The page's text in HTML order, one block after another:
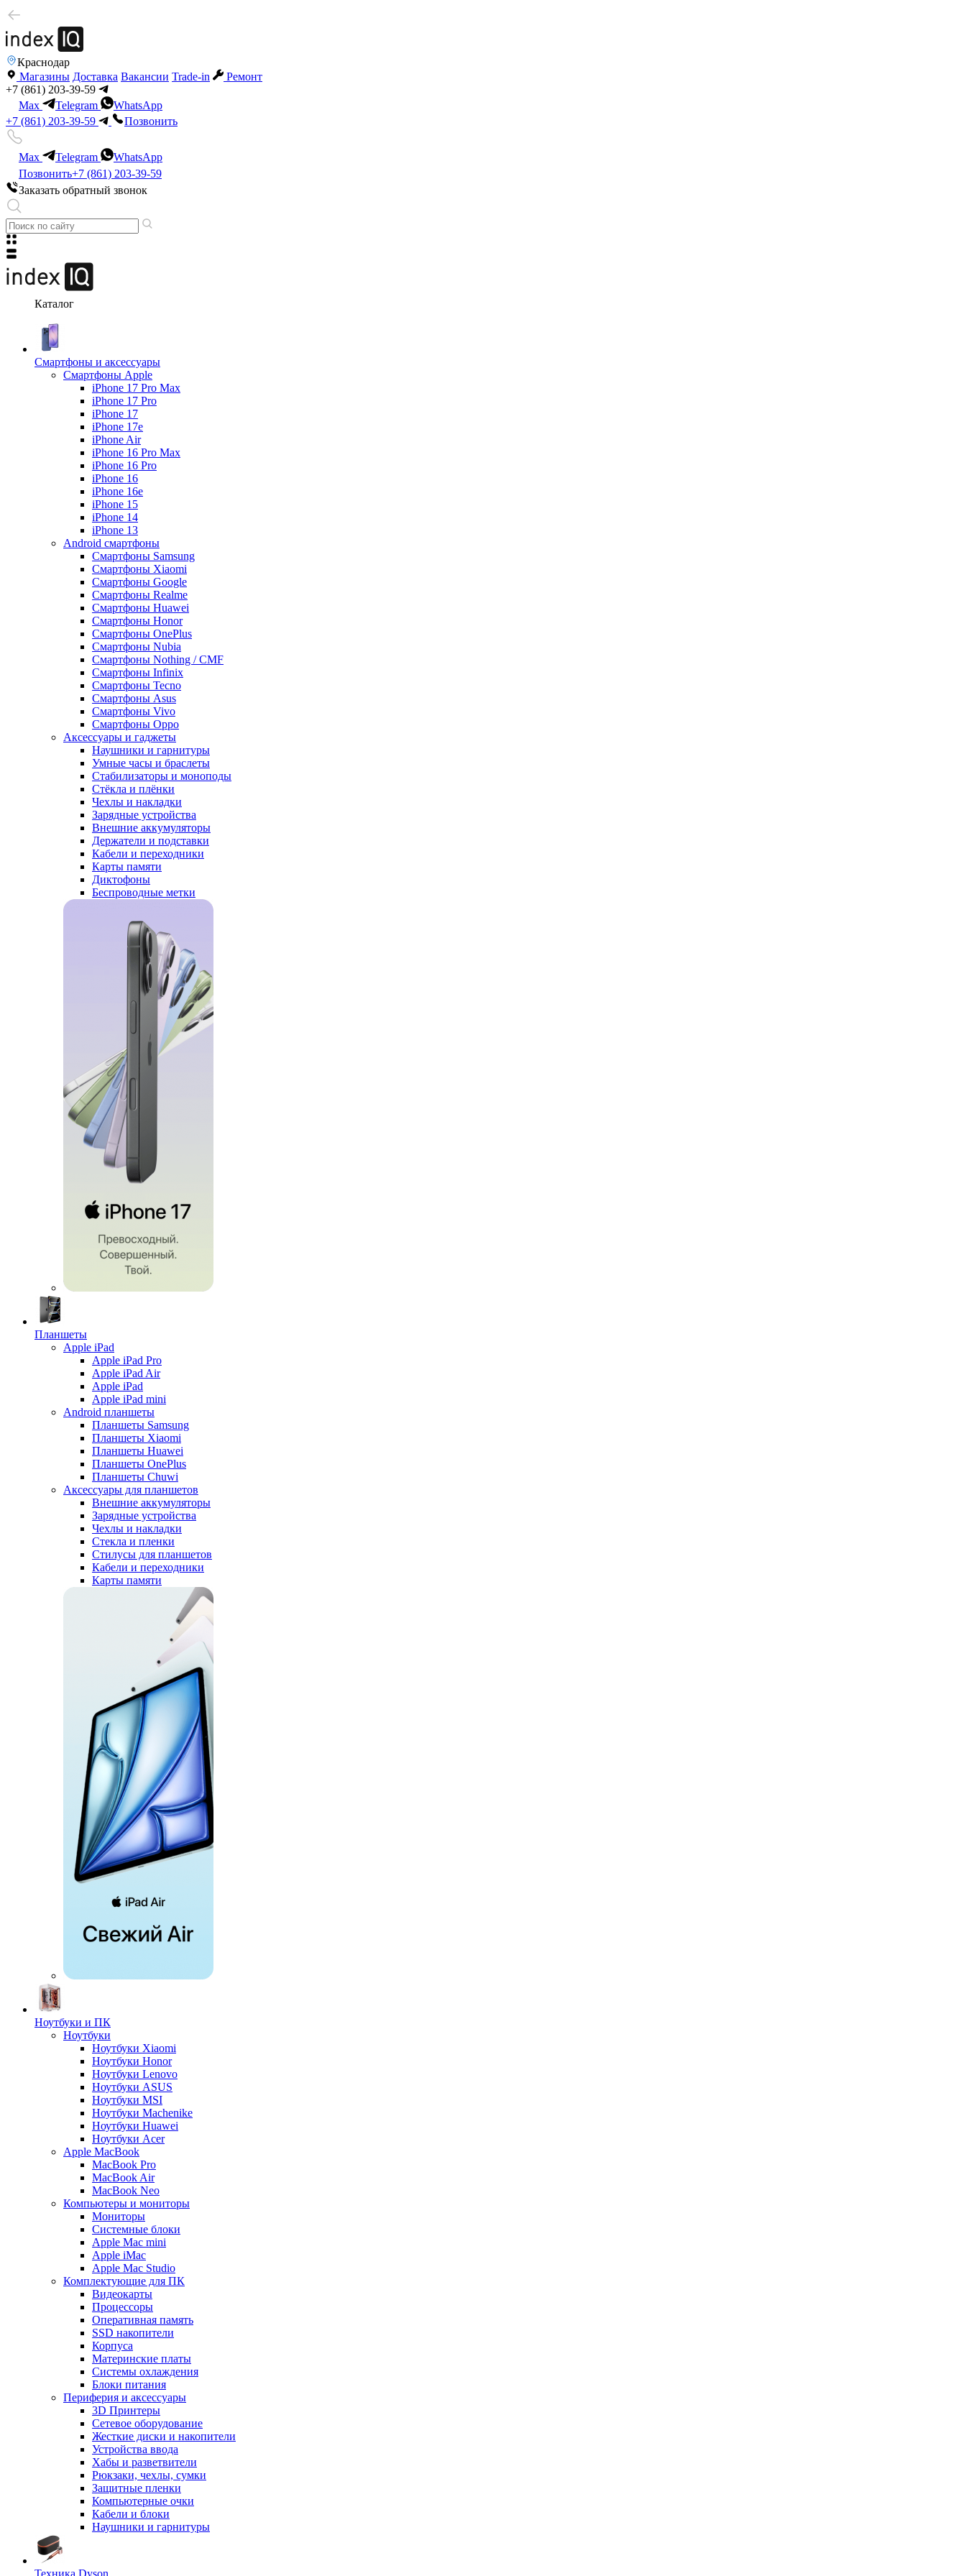
Краснодар
Магазины Доставка Вакансии Trade-in
Ремонт
+7 (861) 203-39-59
Max
Telegram
WhatsApp
+7 (861) 203-39-59
Позвонить
Max Telegram
WhatsApp
Позвонить+7 (861) 203-39-59
Заказать обратный звонок
Каталог
Смартфоны и аксессуары
Смартфоны Apple
iPhone 17 Pro Max
iPhone 17 Pro
iPhone 17
iPhone 17e
iPhone Air
iPhone 16 Pro Max
iPhone 16 Pro
iPhone 16
iPhone 16e
iPhone 15
iPhone 14
iPhone 13
Android cмартфоны
Смартфоны Samsung
Смартфоны Xiaomi
Смартфоны Google
Смартфоны Realme
Смартфоны Huawei
Смартфоны Honor
Смартфоны OnePlus
Смартфоны Nubia
Смартфоны Nothing / CMF
Смартфоны Infinix
Смартфоны Tecno
Смартфоны Asus
Смартфоны Vivo
Смартфоны Oppo
Аксессуары и гаджеты
Наушники и гарнитуры
Умные часы и браслеты
Стабилизаторы и моноподы
Стёкла и плёнки
Чехлы и накладки
Зарядные устройства
Внешние аккумуляторы
Держатели и подставки
Кабели и переходники
Карты памяти
Диктофоны
Беспроводные метки
Планшеты
Apple iPad
Apple iPad Pro
Apple iPad Air
Apple iPad
Apple iPad mini
Android планшеты
Планшеты Samsung
Планшеты Xiaomi
Планшеты Huawei
Планшеты OnePlus
Планшеты Chuwi
Аксессуары для планшетов
Внешние аккумуляторы
Зарядные устройства
Чехлы и накладки
Стекла и пленки
Стилусы для планшетов
Кабели и переходники
Карты памяти
Ноутбуки и ПК
Ноутбуки
Ноутбуки Xiaomi
Ноутбуки Honor
Ноутбуки Lenovo
Ноутбуки ASUS
Ноутбуки MSI
Ноутбуки Machenike
Ноутбуки Huawei
Ноутбуки Acer
Apple MacBook
MacBook Pro
MacBook Air
MacBook Neo
Компьютеры и мониторы
Мониторы
Системные блоки
Apple Mac mini
Apple iMac
Apple Mac Studio
Комплектующие для ПК
Видеокарты
Процессоры
Оперативная память
SSD накопители
Корпуса
Материнские платы
Системы охлаждения
Блоки питания
Периферия и аксессуары
3D Принтеры
Сетевое оборудование
Жесткие диски и накопители
Устройства ввода
Хабы и разветвители
Рюкзаки, чехлы, сумки
Защитные пленки
Компьютерные очки
Кабели и блоки
Наушники и гарнитуры
Техника Dyson